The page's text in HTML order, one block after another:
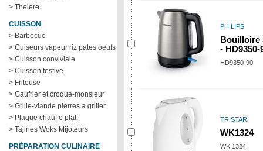
> Theiere
CUISSON
> Barbecue
> Cuiseurs vapeur riz pates oeufs
> Cuisson conviviale
> Cuisson festive
> Friteuse
> Gaufrier et croque-monsieur
> Grille-viande pierres a griller
> Plaque chauffe plat
> Tajines Woks Mijoteurs
PRÉPARATION CULINAIRE
PHILIPS
Bouilloire
- HD9350-
HD9350-90
TRISTAR
WK1324
WK 1324